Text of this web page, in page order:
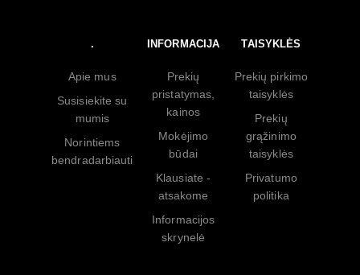
.
Apie mus
Susisiekite su
mumis
Norintiems
bendradarbiauti
INFORMACIJA
Prekių
pristatymas,
kainos
Mokėjimo
būdai
Klausiate -
atsakome
Informacijos
skrynelė
TAISYKLĖS
Prekių pirkimo
taisyklės
Prekių
grąžinimo
taisyklės
Privatumo
politika